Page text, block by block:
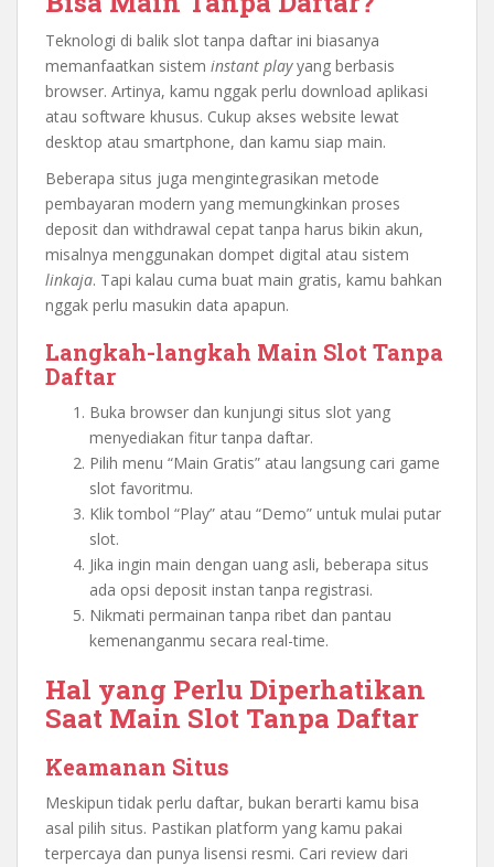
Teknologi di balik slot tanpa daftar ini biasanya
memanfaatkan sistem instant playyang berbasis
browser. Artinya, kamu nggak perlu download aplikasi
atau software khusus. Cukup akses website lewat
desktop atau smartphone, dan kamu siap main.
Beberapa situs juga mengintegrasikan metode
pembayaran modern yang memungkinkan proses
deposit dan withdrawal cepat tanpa harus bikin akun,
misalnya menggunakan dompet digital atau sistem
linkaja. Tapi kalau cuma buat main gratis, kamu bahkan
nggak perlu masukin data apapun.
Langkah-langkah Main Slot Tanpa
Daftar
Buka browser dan kunjungi situs slot yang
menyediakan fitur tanpa daftar.
Pilih menu “Main Gratis” atau langsung cari game
slot favoritmu.
Klik tombol “Play” atau “Demo” untuk mulai putar
slot.
Jika ingin main dengan uang asli, beberapa situs
ada opsi deposit instan tanpa registrasi.
Nikmati permainan tanpa ribet dan pantau
kemenanganmu secara real-time.
Hal yang Perlu Diperhatikan
Saat Main Slot Tanpa Daftar
Keamanan Situs
Meskipun tidak perlu daftar, bukan berarti kamu bisa
asal pilih situs. Pastikan platform yang kamu pakai
terpercaya dan punya lisensi resmi. Cari review dari